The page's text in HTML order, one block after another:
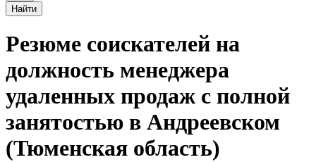
Найти
Резюме соискателей на
должность менеджера
удаленных продаж с полной
занятостью в Андреевском
(Тюменская область)